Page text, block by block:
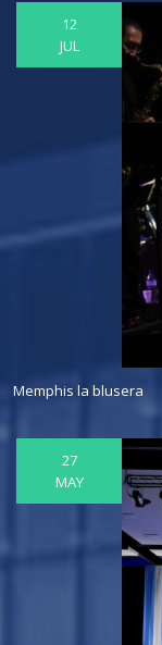
12
JUL
Memphis la blusera
27
MAY